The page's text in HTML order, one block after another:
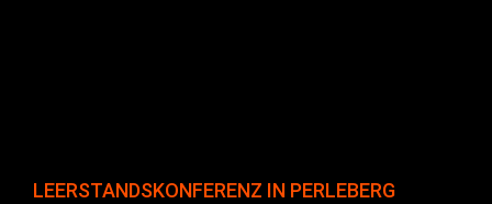
LEERSTANDSKONFERENZ IN PERLEBERG